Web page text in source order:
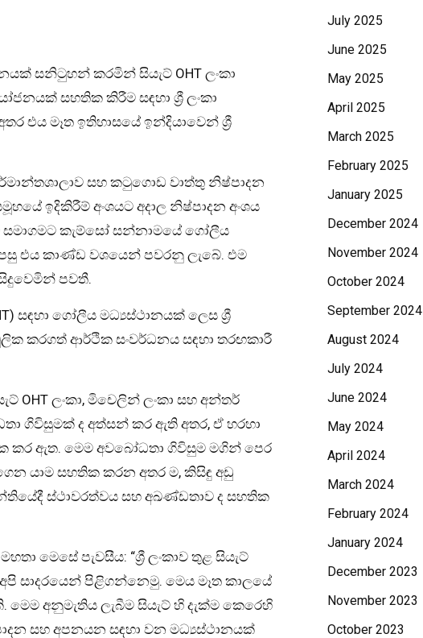
සනිටුහන් කරමින් සියැට් OHT ලංකා
සහතික කිරීම සඳහා ශ්‍රී ලංකා
එය මෑත ඉතිහාසයේ ඉන්දියාවෙන් ශ්‍රී
සහ කටුගොඩ වාත්තු නිෂ්පාදන
ඉදිකිරීම් අංශයට අදාල නිෂ්පාදන අංශය
සමාගමට කැම්සෝ සන්නාමයේ ගෝලීය
එය කාණ්ඩ වශයෙන් පවරනු ලැබේ. එම
පවතී.
සඳහා ගෝලීය මධ්‍යස්ථානයක් ලෙස ශ්‍රී
කරගත් ආර්ථික සංවර්ධනය සඳහා තරඟකාරී
OHT ලංකා, මිචෙලින් ලංකා සහ අන්තර්
ගිවිසුමක් ද අත්සන් කර ඇති අතර, ඒ හරහා
කර ඇත. මෙම අවබෝධතා ගිවිසුම මගින් පෙර
යාම සහතික කරන අතර ම, කිසිඳු අඩු
ස්ථාවරත්වය සහ අඛණ්ඩතාව ද සහතික
මෙසේ පැවසීය: “ශ්‍රී ලංකාව තුළ සියැට්
සාදරයෙන් පිළිගන්නෙමු. මෙය මෑත කාලයේ
අනුමැතිය ලැබීම සියැට් හි දැක්ම කෙරෙහි
සහ අපනයන සඳහා වන මධ්‍යස්ථානයක්
July 2025
June 2025
May 2025
April 2025
March 2025
February 2025
January 2025
December 2024
November 2024
October 2024
September 2024
August 2024
July 2024
June 2024
May 2024
April 2024
March 2024
February 2024
January 2024
December 2023
November 2023
October 2023